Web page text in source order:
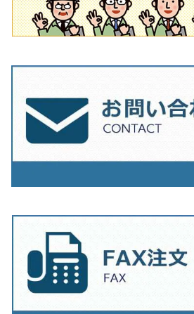
230mm（9インチ）
205mm（8インチ）